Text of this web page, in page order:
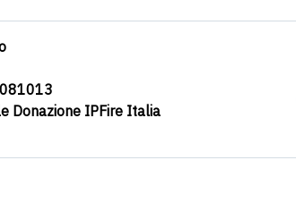
Donazione IPFire Italia